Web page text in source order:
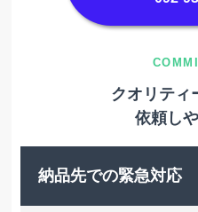
クオリティ
依頼し
納品先での緊急対応